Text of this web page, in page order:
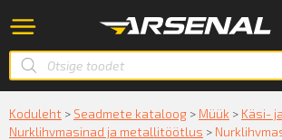
Koduleht > Seadmete kataloog > Müük > Käsi-
Nurklihvmasinad ja metallitöötlus >